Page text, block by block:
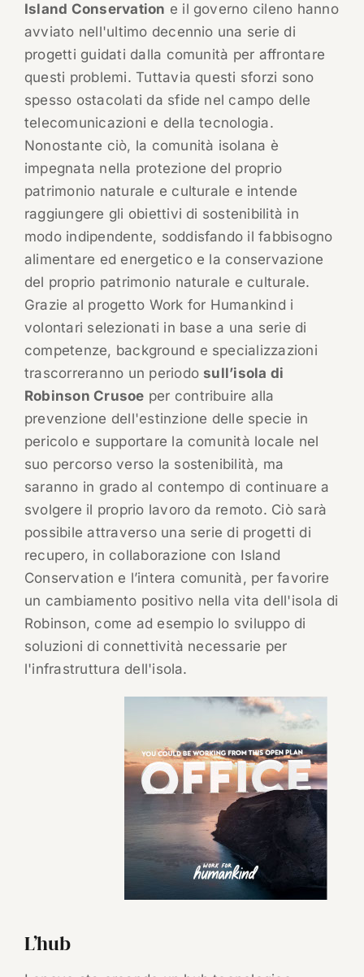
Island Conservation e il governo cileno hanno
avviato nell'ultimo decennio una serie di
progetti guidati dalla comunità per affrontare
questi problemi. Tuttavia questi sforzi sono
spesso ostacolati da sfide nel campo delle
telecomunicazioni e della tecnologia.
Nonostante ciò, la comunità isolana è
impegnata nella protezione del proprio
patrimonio naturale e culturale e intende
raggiungere gli obiettivi di sostenibilità in
modo indipendente, soddisfando il fabbisogno
alimentare ed energetico e la conservazione
del proprio patrimonio naturale e culturale.
Grazie al progetto Work for Humankind i
volontari selezionati in base a una serie di
competenze, background e specializzazioni
trascorreranno un periodo sull’isola di
Robinson Crusoe per contribuire alla
prevenzione dell'estinzione delle specie in
pericolo e supportare la comunità locale nel
suo percorso verso la sostenibilità, ma
saranno in grado al contempo di continuare a
svolgere il proprio lavoro da remoto. Ciò sarà
possibile attraverso una serie di progetti di
recupero, in collaborazione con Island
Conservation e l’intera comunità, per favorire
un cambiamento positivo nella vita dell'isola di
Robinson, come ad esempio lo sviluppo di
soluzioni di connettività necessarie per
l'infrastruttura dell'isola.
L’hub